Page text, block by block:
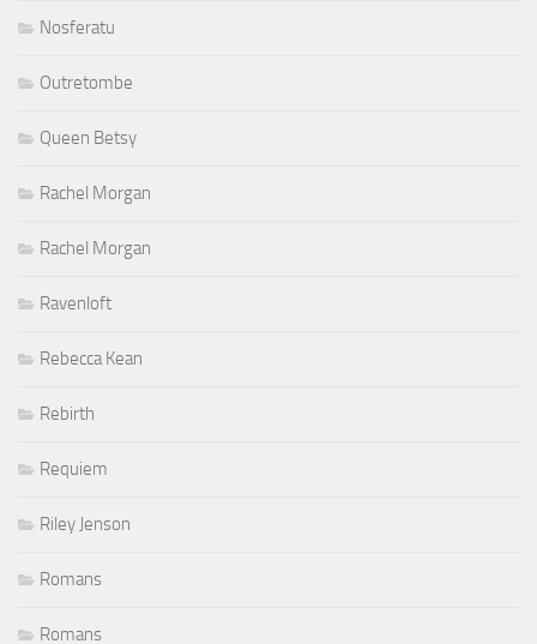
Nosferatu
Outretombe
Queen Betsy
Rachel Morgan
Rachel Morgan
Ravenloft
Rebecca Kean
Rebirth
Requiem
Riley Jenson
Romans
Romans